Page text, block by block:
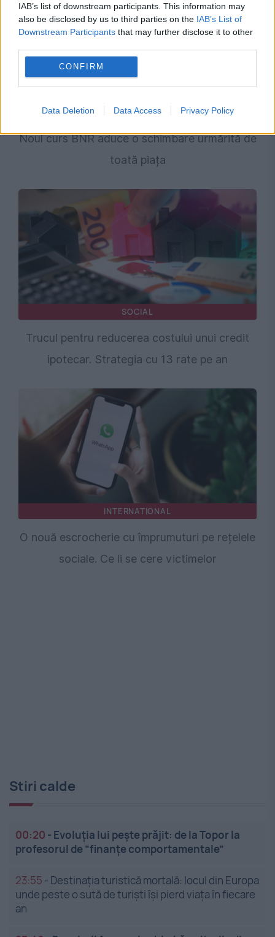
IAB’s list of downstream participants. This information may
also be disclosed by us to third parties on the IAB’s List of
Downstream Participants that may further disclose it to other
CONFIRM
Data Deletion Data Access Privacy Policy
ECONOMIE
Noul curs BNR aduce o schimbare urmărită de
toată piața
SOCIAL
Trucul pentru reducerea costului unui credit
ipotecar. Strategia cu 13 rate pe an
INTERNATIONAL
O nouă escrocherie cu împrumuturi pe rețelele
sociale. Ce li se cere victimelor
Stiri calde
00:20 - Evoluția lui pește prăjit: de la Topor la
profesorul de ”finanțe comportamentale”
23:55 - Destinația turistică mortală: locul din Europa
unde peste o sută de turiști își pierd viața în fiecare
an